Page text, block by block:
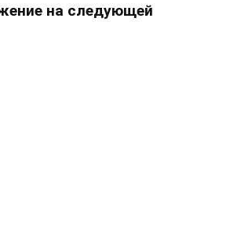
на следующей